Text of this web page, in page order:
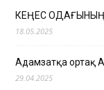
КЕҢЕС
18.05.2025
Адамзатқа ортақ
29.04.2025